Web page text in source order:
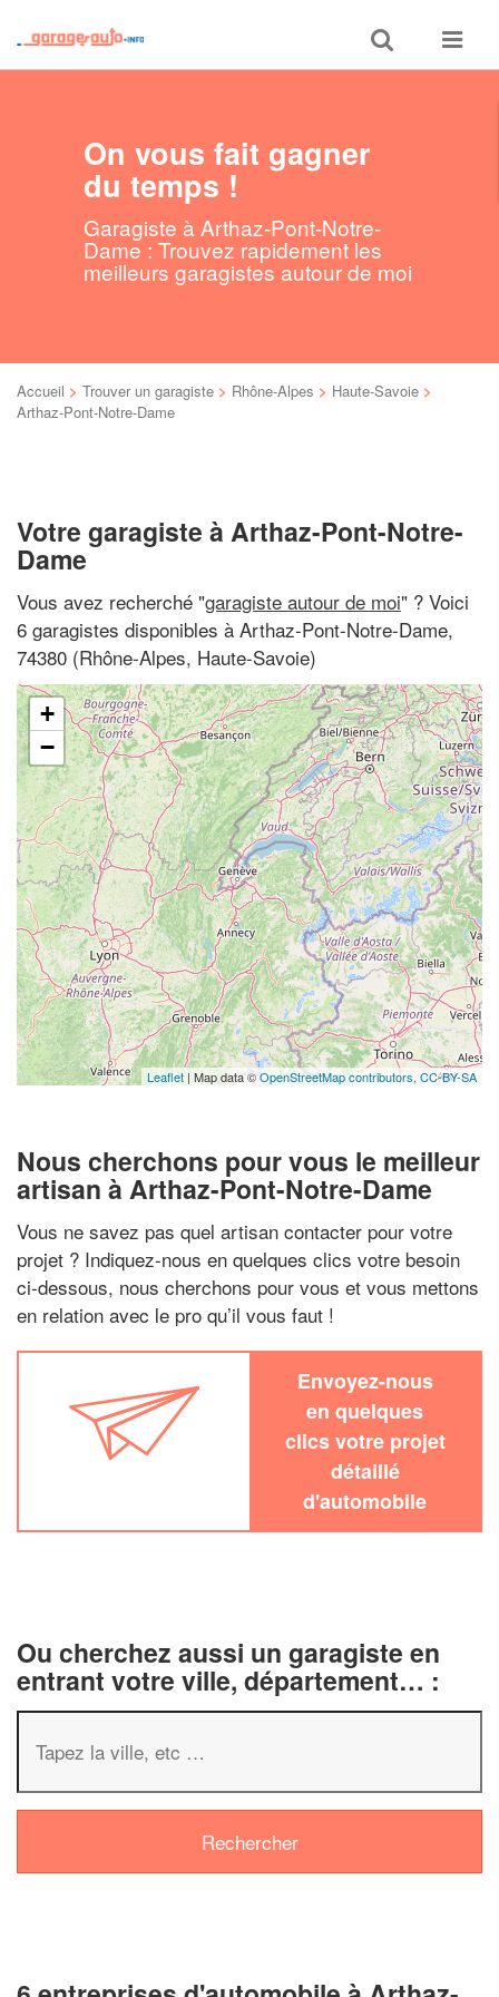
Toggle
search
Toggle
On vous fait gagner
du temps !
Garagiste à Arthaz-Pont-Notre-
Dame : Trouvez rapidement les
meilleurs garagistes autour de moi
Accueil > Trouver un garagiste > Rhône-Alpes > Haute-Savoie >
Arthaz-Pont-Notre-Dame
Votre garagiste à Arthaz-Pont-Notre-
Dame
Vous avez recherché "garagiste autour de moi" ? Voici
6 garagistes disponibles à Arthaz-Pont-Notre-Dame,
74380 (Rhône-Alpes, Haute-Savoie)
+
−
Leaflet | Map data ©OpenStreetMap contributors, CC-BY-SA
Nous cherchons pour vous le meilleur
artisan à Arthaz-Pont-Notre-Dame
Vous ne savez pas quel artisan contacter pour votre
projet ? Indiquez-nous en quelques clics votre besoin
ci-dessous, nous cherchons pour vous et vous mettons
en relation avec le pro qu’il vous faut !
Envoyez-nous
en quelques
clics votre projet
détaillé
d'automobile
Ou cherchez aussi un garagiste en
entrant votre ville, département… :